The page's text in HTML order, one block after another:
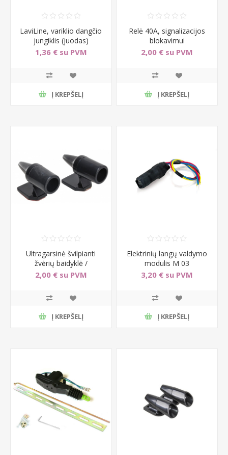
LaviLine, variklio dangčio
jungiklis (juodas)
1,36 € su PVM
Į KREPŠELĮ
Relė 40A, signalizacijos
blokavimui
2,00 € su PVM
Į KREPŠELĮ
Ultragarsinė švilpianti
žvėrių baidyklė /
ultragarinis švilpukas
2,00 € su PVM
Į KREPŠELĮ
Elektrinių langų valdymo
modulis M 03
3,20 € su PVM
Į KREPŠELĮ